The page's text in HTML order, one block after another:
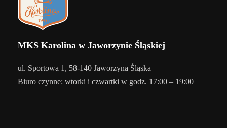
MKS Karolina w Jaworzynie Śląskiej
ul. Sportowa 1, 58-140 Jaworzyna Śląska
Biuro czynne: wtorki i czwartki w godz. 17:00 – 19:00